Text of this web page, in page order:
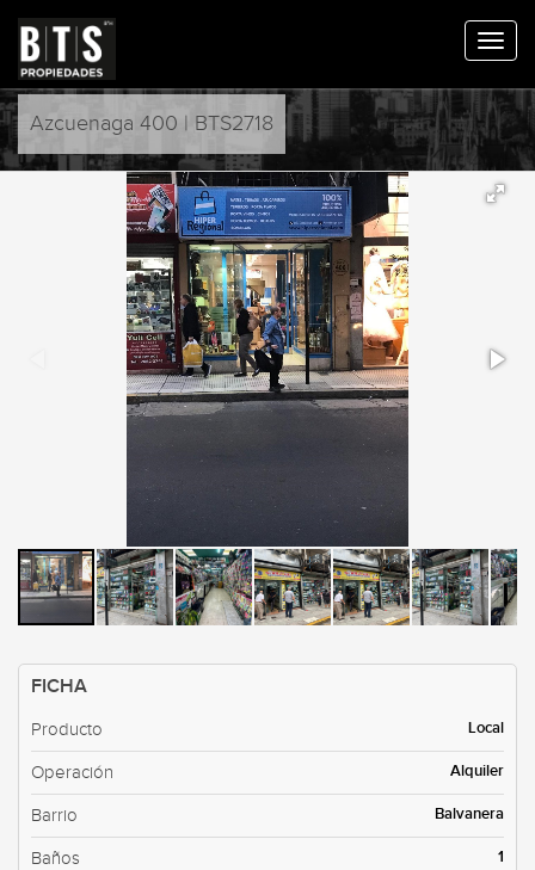
Azcuenaga 400 | BTS2718
FICHA
Producto Local
Operación Alquiler
Barrio Balvanera
Baños 1